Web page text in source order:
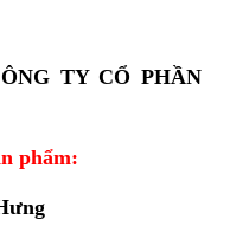
TY CỔ PHẦN
phẩm: